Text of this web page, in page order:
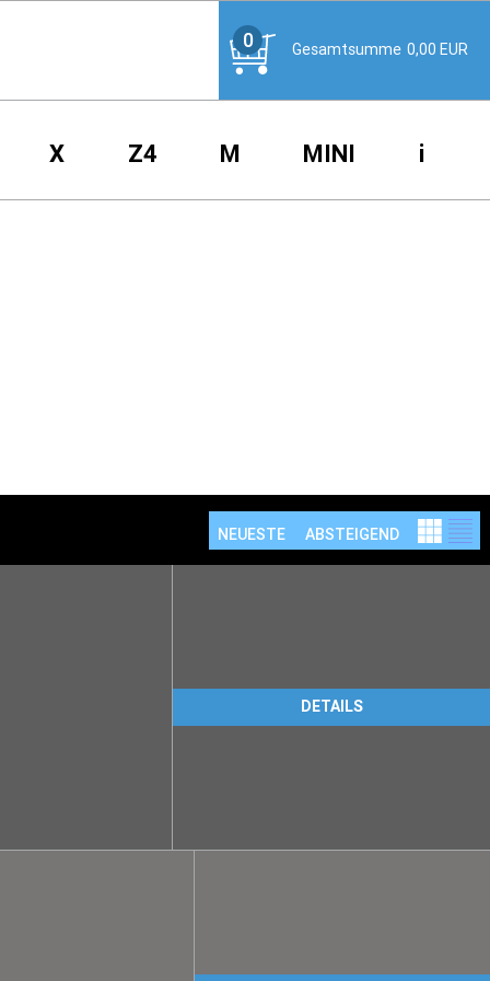
0 Gesamtsumme 0,00 EUR
X Z4 M MINI i
NEUESTE ABSTEIGEND
DETAILS